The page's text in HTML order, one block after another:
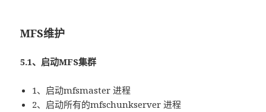
MFS维护
5.1、启动MFS集群
1、启动mfsmaster 进程
2、启动所有的mfschunkserver 进程